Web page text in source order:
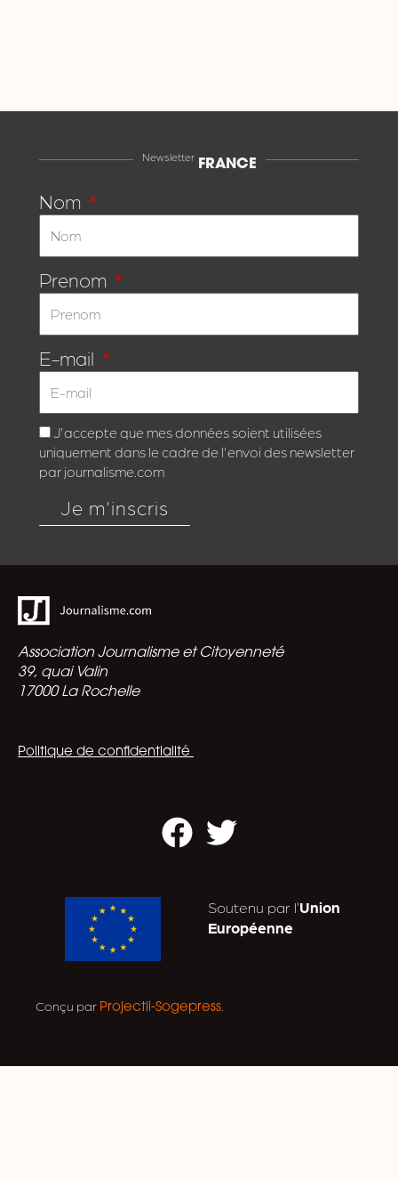
Newsletter
FRANCE
Nom
Prenom
E-mail
J'accepte que mes données soient utilisées
uniquement dans le cadre de l'envoi des newsletter
par journalisme.com
Je m'inscris
Association Journalisme et Citoyenneté
39, quai Valin
17000 La Rochelle
Politique de confidentialité
Facebook
Twitter
Soutenu par l’Union
Européenne
Conçu par Projectil-Sogepress